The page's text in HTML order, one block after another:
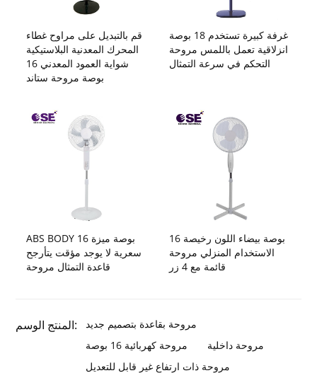
قم بالتبديل على مراوح غطاء
المحرك المعدنية البلاستيكية
شواية العمود المعدني 16
بوصة مروحة ستاند
غرفة كبيرة تستخدم 18 بوصة
انزلاقية تعمل باللمس مروحة
التحكم في سرعة التمثال
ABS BODY 16 بوصة ميزة
سعرية لا يوجد مؤقت يتأرجح
قاعدة التمثال مروحة
16 بوصة بيضاء اللون رخيصة
الاستخدام المنزلي مروحة
قائمة مع 4 زر
المنتج الوسم:
مروحة بقاعدة بتصميم جديد
مروحة كهربائية 16 بوصة
مروحة داخلية
مروحة ذات ارتفاع غير قابل للتعديل